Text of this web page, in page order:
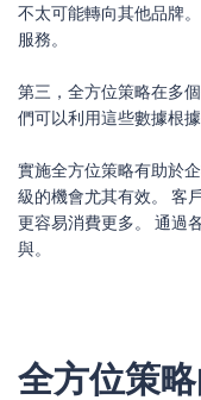
不太可能轉向其他品牌
服務。
第三，全方位策略在多
們可以利用這些數據根
實施全方位策略有助於
級的機會尤其有效。 客
更容易消費更多。 通過
與。
全方位策